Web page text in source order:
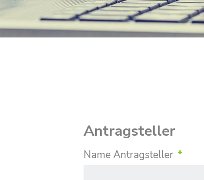
Antragsteller
Name Antragsteller *